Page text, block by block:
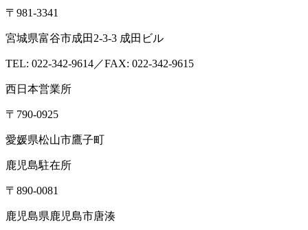
〒981-3341
宮城県富谷市成田2-3-3 成田ビル
TEL: 022-342-9614／FAX: 022-342-9615
西日本営業所
〒790-0925
愛媛県松山市鷹子町
鹿児島駐在所
〒890-0081
鹿児島県鹿児島市唐湊